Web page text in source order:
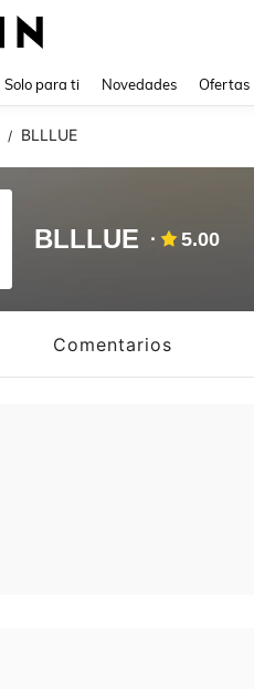
Solo para ti Novedades Ofertas
/ BLLLUE
BLLLUE 5.00
Comentarios